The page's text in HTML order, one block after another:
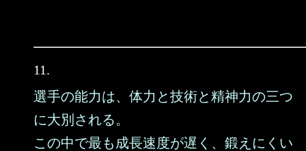
11.
選手の能力は、体力と技術と精神力の三つ
に大別される。
この中で最も成長速度が遅く、鍛えにくい